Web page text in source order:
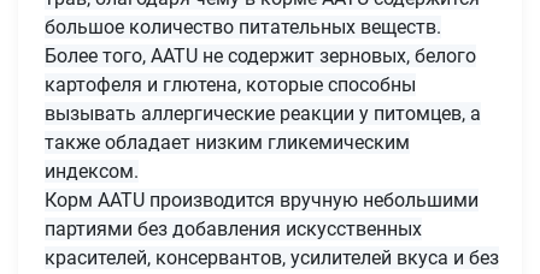
большое количество питательных веществ.
Более того, AATU не содержит зерновых, белого
картофеля и глютена, которые способны
вызывать аллергические реакции у питомцев, а
также обладает низким гликемическим
индексом.
Корм AATU производится вручную небольшими
партиями без добавления искусственных
красителей, консервантов, усилителей вкуса и без